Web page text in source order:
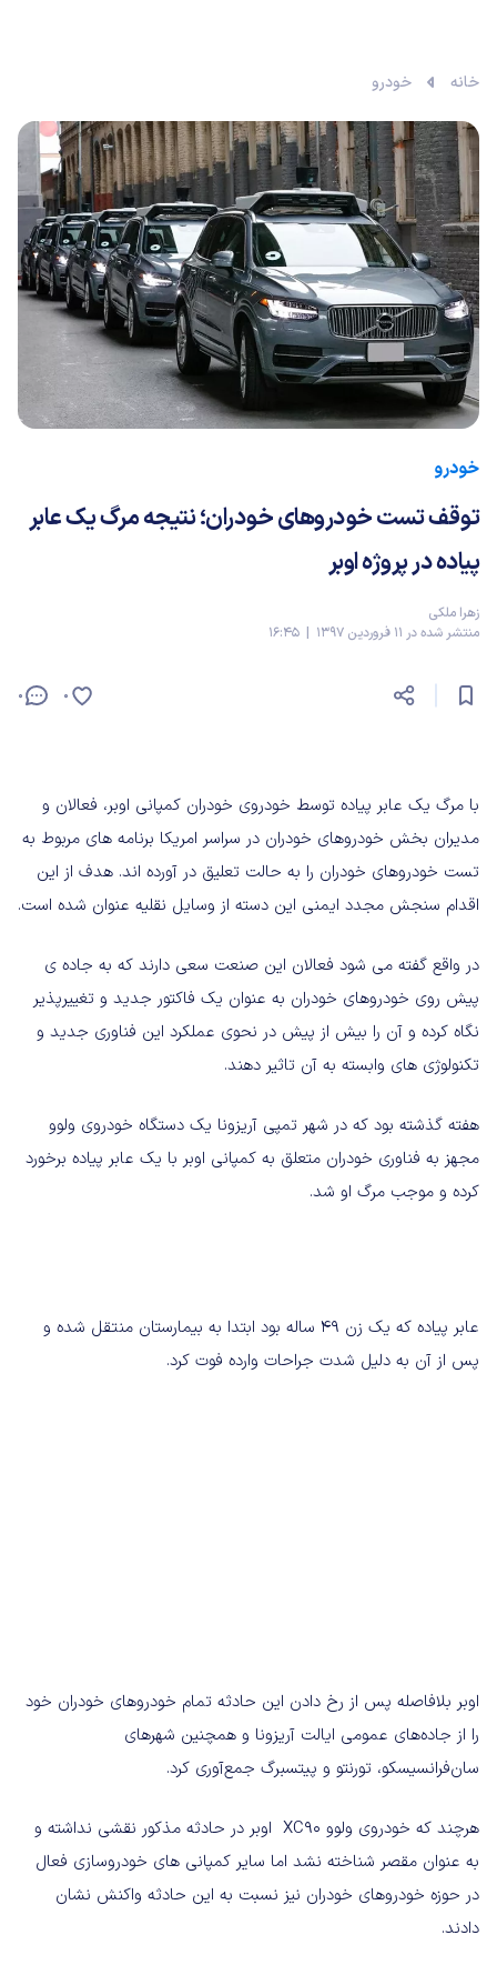
خانه خودرو
خودرو
توقف تست خودروهای خودران؛ نتیجه مرگ یک عابر
پیاده در پروژه اوبر
زهرا ملکی
منتشر شده در 11 فروردین 1397 | 16:45
0 0
با مرگ یک عابر پیاده توسط خودروی خودران کمپانی اوبر، فعالان و
مدیران بخش خودروهای خودران در سراسر امریکا برنامه های مربوط به
تست خودروهای خودران را به حالت تعلیق در آورده اند. هدف از این
اقدام سنجش مجدد ایمنی این دسته از وسایل نقلیه عنوان شده است.
در واقع گفته می شود فعالان این صنعت سعی دارند که به جاده ی
پیش روی خودروهای خودران به عنوان یک فاکتور جدید و تغییرپذیر
نگاه کرده و آن را بیش از پیش در نحوی عملکرد این فناوری جدید و
تکنولوژی های وابسته به آن تاثیر دهند.
هفته گذشته بود که در شهر تمپی آریزونا یک دستگاه خودروی ولوو
مجهز به فناوری خودران متعلق به کمپانی اوبر با یک عابر پیاده برخورد
کرده و موجب مرگ او شد.
عابر پیاده که یک زن 49 ساله بود ابتدا به بیمارستان منتقل شده و
پس از آن به دلیل شدت جراحات وارده فوت کرد.
اوبر بلافاصله پس از رخ دادن این حادثه تمام خودروهای خودران خود
را از جاده‌های عمومی ایالت آریزونا و همچنین شهرهای
سان‌فرانسیسکو، تورنتو و پیتسبرگ جمع‌آوری کرد.
هرچند که خودروی ولوو XC90 اوبر در حادثه مذکور نقشی نداشته و
به عنوان مقصر شناخته نشد اما سایر کمپانی های خودروسازی فعال
در حوزه خودروهای خودران نیز نسبت به این حادثه واکنش نشان
دادند.